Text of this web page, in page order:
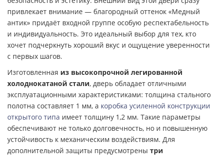
привлекает внимание — благородный оттенок «Медный
антик» придаёт входной группе особую респектабельность
и индивидуальность. Это идеальный выбор для тех, кто
хочет подчеркнуть хороший вкус и ощущение уверенности
с первых шагов.
Изготовленная из высокопрочной легированной
холоднокатаной стали, дверь обладает отличными
эксплуатационными характеристиками: толщина стального
полотна составляет 1 мм, а коробка усиленной конструкции
открытого типа имеет толщину 1,2 мм. Такие параметры
обеспечивают не только долговечность, но и повышенную
устойчивость к механическим воздействиям. Для
дополнительной защиты предусмотрены три